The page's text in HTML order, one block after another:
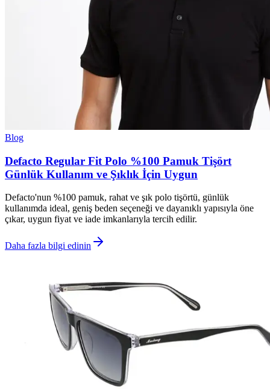
Blog
Defacto Regular Fit Polo %100 Pamuk Tişört
Günlük Kullanım ve Şıklık İçin Uygun
Defacto'nun %100 pamuk, rahat ve şık polo tişörtü, günlük
kullanımda ideal, geniş beden seçeneği ve dayanıklı yapısıyla öne
çıkar, uygun fiyat ve iade imkanlarıyla tercih edilir.
Daha fazla bilgi edinin